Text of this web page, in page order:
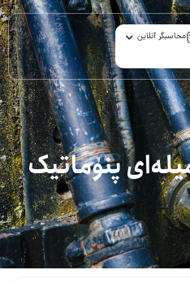
محاسبگر آنلاین